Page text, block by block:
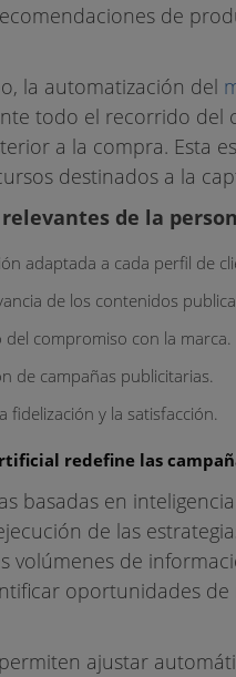
de
la automatización del
todo el recorrido del
a la compra. Esta
destinados a la
de la
adaptada a cada perfil de
de los contenidos
del compromiso con la marca.
de campañas publicitarias.
fidelización y la satisfacción.
redefine las
basadas en
de las
volúmenes de
oportunidades
ajustar